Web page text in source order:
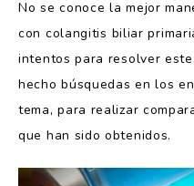
No se conoce la mejor
con colangitis biliar
intentos para resolver
hecho búsquedas en los
tema, para realizar
que han sido obtenidos.